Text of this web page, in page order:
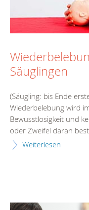
Säuglingen
(Säugling: bis Ende
Wiederbelebung wird
Bewusstlosigkeit und
oder Zweifel daran
Weiterlesen